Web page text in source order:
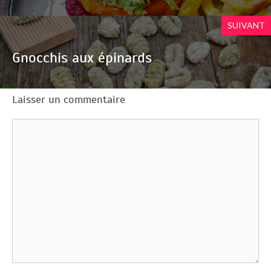
SUIVANT
Gnocchis aux épinards
Laisser un commentaire